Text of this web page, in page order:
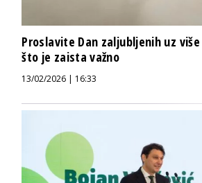
Proslavite Dan zaljubljenih uz
što je zaista važno
13/02/2026 | 16:33